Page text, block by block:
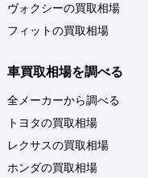
ヴォクシーの買取相場
フィットの買取相場
車買取相場を調べる
全メーカーから調べる
トヨタの買取相場
レクサスの買取相場
ホンダの買取相場